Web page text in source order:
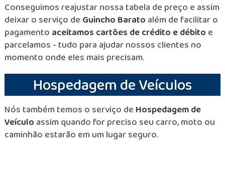
Conseguimos reajustar nossa tabela de preço e assim
deixar o serviço de Guincho Barato além de facilitar o
pagamento aceitamos cartões de crédito e débito e
parcelamos - tudo para ajudar nossos clientes no
momento onde eles mais precisam.
Hospedagem de Veículos
Nós também temos o serviço de Hospedagem de
Veículo assim quando for preciso seu carro, moto ou
caminhão estarão em um lugar seguro.